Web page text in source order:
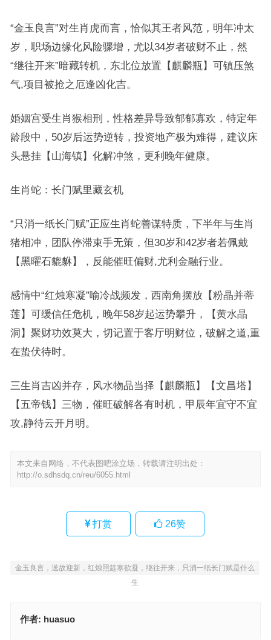
“金玉良言”对生肖虎而言，恰似其王者风范，明年冲太
岁，职场边缘化风险骤增，尤以34岁者破财不止，然
“继往开来”暗藏转机，东北位放置【麒麟瓶】可镇压煞
气,项目被抢之厄逢凶化吉。
婚姻宫受生肖猴相刑，性格差异导致郁郁寡欢，特定年
龄段中，50岁后运势逆转，投资地产极为难得，建议床
头悬挂【山海镇】化解冲煞，更利晚年健康。
生肖蛇：长门赋里藏玄机
“只消一纸长门赋”正应生肖蛇善谋特质，下半年与生肖
猪相冲，团队停滞束手无策，但30岁和42岁者若佩戴
【黑曜石貔貅】，反能催旺偏财,尤利金融行业。
感情中“红烛寒凝”喻冷战频发，西南角摆放【粉晶并蒂
莲】可缓信任危机，晚年58岁起运势攀升，【黄水晶
洞】聚财功效莫大，切记置于客厅明财位，破解之道,重
在蛰伏待时。
三生肖吉凶并存，风水物品当择【麒麟瓶】【文昌塔】
【五帝钱】三物，催旺破解各有时机，甲辰年宜守不宜
攻,静待云开月明。
本文来自网络，不代表图吧涂立场，转载请注明出处：
http://o.sdhsdq.cn/reu/6055.html
打赏 26赞
金玉良言，送故迎新，红烛照筵寒欲凝，继往开来，只消一纸长门赋是什么
生
作者: huasuo